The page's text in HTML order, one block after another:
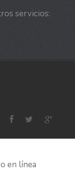
servicios:
en línea